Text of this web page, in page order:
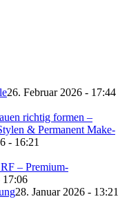
26. Februar 2026 - 17:44
richtig formen –
& Permanent Make-
- 16:21
– Premium-
17:06
28. Januar 2026 - 13:21